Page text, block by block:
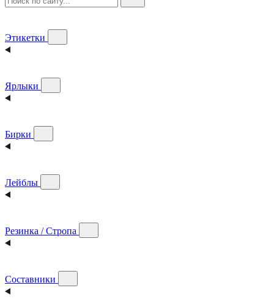
Этикетки
Ярлыки
Бирки
Лейблы
Резинка / Стропа
Составники